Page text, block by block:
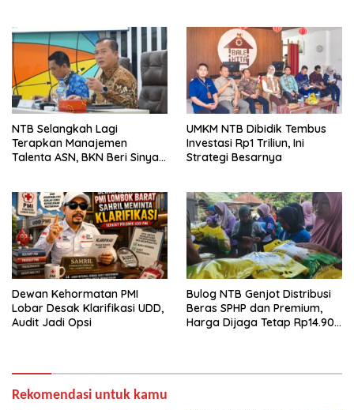
NTB Selangkah Lagi
Terapkan Manajemen
Talenta ASN, BKN Beri Sinyal
UMKM NTB Dibidik Tembus
Investasi Rp1 Triliun, Ini
Strategi Besarnya
Dewan Kehormatan PMI
Lobar Desak Klarifikasi UDD,
Audit Jadi Opsi
Bulog NTB Genjot Distribusi
Beras SPHP dan Premium,
Harga Dijaga Tetap Rp14.900
Rekomendasi untuk kamu